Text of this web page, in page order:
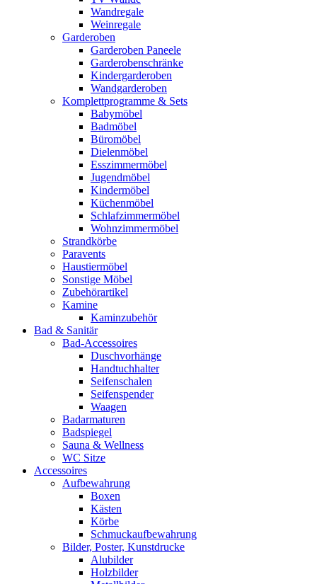
Wandregale
Weinregale
Garderoben
Garderoben Paneele
Garderobenschränke
Kindergarderoben
Wandgarderoben
Komplettprogramme & Sets
Babymöbel
Badmöbel
Büromöbel
Dielenmöbel
Esszimmermöbel
Jugendmöbel
Kindermöbel
Küchenmöbel
Schlafzimmermöbel
Wohnzimmermöbel
Strandkörbe
Paravents
Haustiermöbel
Sonstige Möbel
Zubehörartikel
Kamine
Kaminzubehör
Bad & Sanitär
Bad-Accessoires
Duschvorhänge
Handtuchhalter
Seifenschalen
Seifenspender
Waagen
Badarmaturen
Badspiegel
Sauna & Wellness
WC Sitze
Accessoires
Aufbewahrung
Boxen
Kästen
Körbe
Schmuckaufbewahrung
Bilder, Poster, Kunstdrucke
Alubilder
Holzbilder